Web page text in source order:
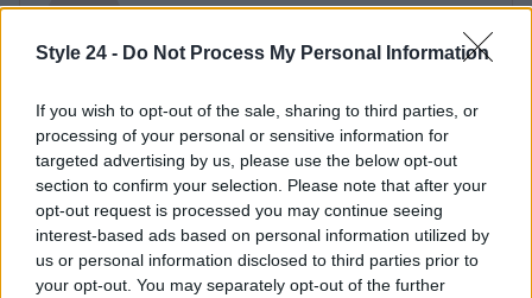
Style 24 - Do Not Process My Personal Information
If you wish to opt-out of the sale, sharing to third parties, or
processing of your personal or sensitive information for
targeted advertising by us, please use the below opt-out
section to confirm your selection. Please note that after your
opt-out request is processed you may continue seeing
interest-based ads based on personal information utilized by
us or personal information disclosed to third parties prior to
your opt-out. You may separately opt-out of the further
Staff